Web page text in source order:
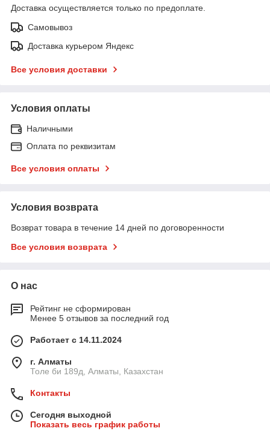
Доставка осуществляется только по предоплате.
Самовывоз
Доставка курьером Яндекс
Все условия доставки
Условия оплаты
Наличными
Оплата по реквизитам
Все условия оплаты
Условия возврата
Возврат товара в течение 14 дней по договоренности
Все условия возврата
О нас
Рейтинг не сформирован
Менее 5 отзывов за последний год
Работает с 14.11.2024
г. Алматы
Толе би 189д, Алматы, Казахстан
Контакты
Сегодня выходной
Показать весь график работы